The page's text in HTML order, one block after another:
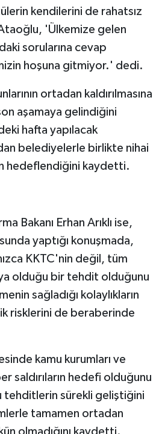
kendilerini de rahatsız
'Ülkemize gelen
sorularına cevap
hoşuna gitmiyor.' dedi.
ortadan kaldırılmasına
aşamaya gelindiğini
hafta yapılacak
belediyelerle birlikte nihai
hedeflendiğini kaydetti.
Bakanı Erhan Arıklı ise,
yaptığı konuşmada,
KKTC'nin değil, tüm
olduğu bir tehdit olduğunu
sağladığı kolaylıkların
risklerini de beraberinde
kamu kurumları ve
saldırıların hedefi olduğunu
tehditlerin sürekli geliştiğini
tamamen ortadan
olmadığını kaydetti.